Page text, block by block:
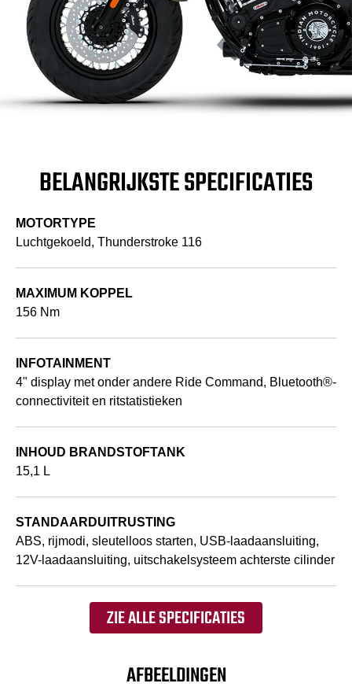
BELANGRIJKSTE SPECIFICATIES
MOTORTYPE
Luchtgekoeld, Thunderstroke 116
MAXIMUM KOPPEL
156 Nm
INFOTAINMENT
4" display met onder andere Ride Command, Bluetooth®-
connectiviteit en ritstatistieken
INHOUD BRANDSTOFTANK
15,1 L
STANDAARDUITRUSTING
ABS, rijmodi, sleutelloos starten, USB-laadaansluiting,
12V-laadaansluiting, uitschakelsysteem achterste cilinder
ZIE ALLE SPECIFICATIES
AFBEELDINGEN